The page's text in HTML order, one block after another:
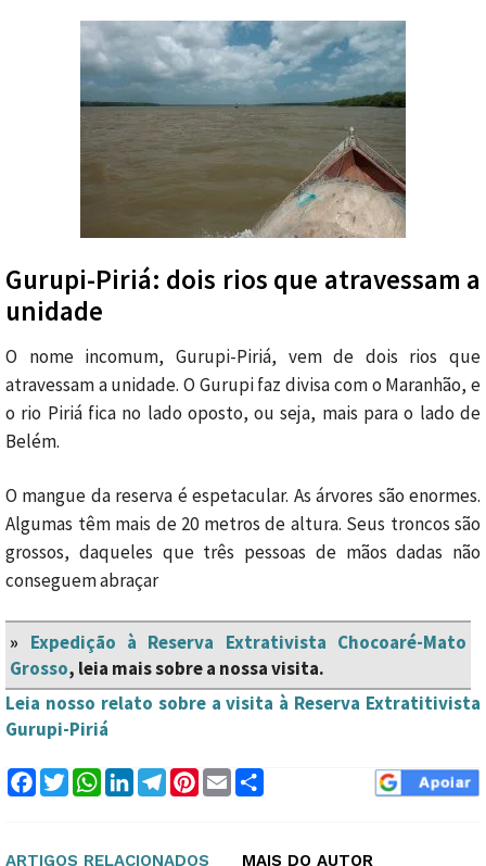
Gurupi-Piriá: dois rios que atravessam a
unidade
O nome incomum, Gurupi-Piriá, vem de dois rios que
atravessam a unidade. O Gurupi faz divisa com o Maranhão, e
o rio Piriá fica no lado oposto, ou seja, mais para o lado de
Belém.
O mangue da reserva é espetacular. As árvores são enormes.
Algumas têm mais de 20 metros de altura. Seus troncos são
grossos, daqueles que três pessoas de mãos dadas não
conseguem abraçar
» Expedição à Reserva Extrativista Chocoaré-Mato
Grosso, leia mais sobre a nossa visita.
Leia nosso relato sobre a visita à Reserva Extratitivista
Gurupi-Piriá
Facebook
TwitterWhatsApp
LinkedInTelegram
Pinterest
Email
ARTIGOS RELACIONADOS MAIS DO AUTOR